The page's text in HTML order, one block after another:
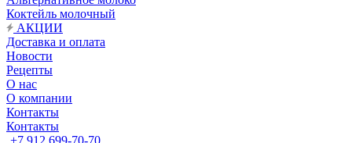
Коктейль молочный
АКЦИИ
Доставка и оплата
Новости
Рецепты
О нас
О компании
Контакты
Контакты
+7 912 699-70-70